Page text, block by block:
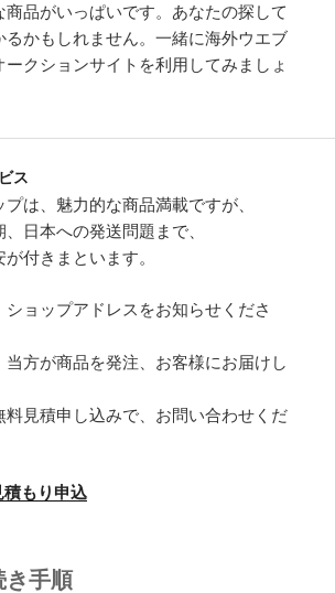
品がいっぱいです。あなたの探して
るかもしれません。一緒に海外ウエブ
ークションサイトを利用してみましょ
ス
は、魅力的な商品満載ですが、
日本への発送問題まで、
付きまといます。
ショップアドレスをお知らせくださ
当方が商品を発注、お客様にお届けし
料見積申し込みで、お問い合わせくだ
もり申込
き手順